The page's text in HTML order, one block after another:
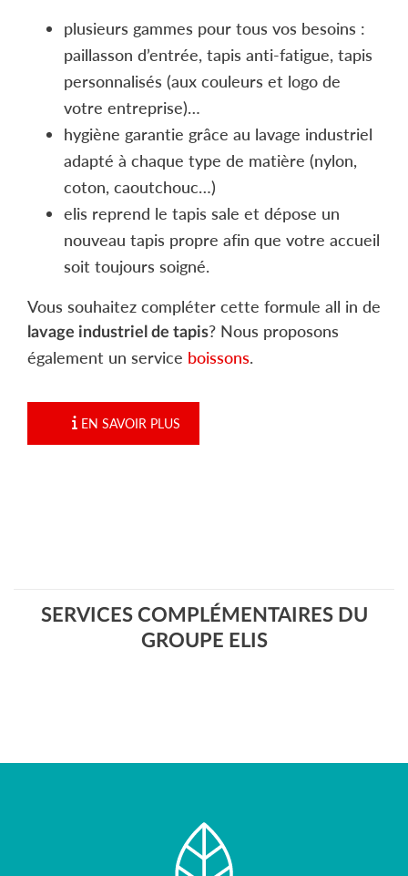
plusieurs gammes pour tous vos besoins :
paillasson d’entrée, tapis anti-fatigue, tapis
personnalisés (aux couleurs et logo de
votre entreprise)…
hygiène garantie grâce au lavage industriel
adapté à chaque type de matière (nylon,
coton, caoutchouc…)
elis reprend le tapis sale et dépose un
nouveau tapis propre afin que votre accueil
soit toujours soigné.
Vous souhaitez compléter cette formule all in de
lavage industriel de tapis? Nous proposons
également un service boissons.
EN SAVOIR PLUS
SERVICES COMPLÉMENTAIRES DU
GROUPE ELIS